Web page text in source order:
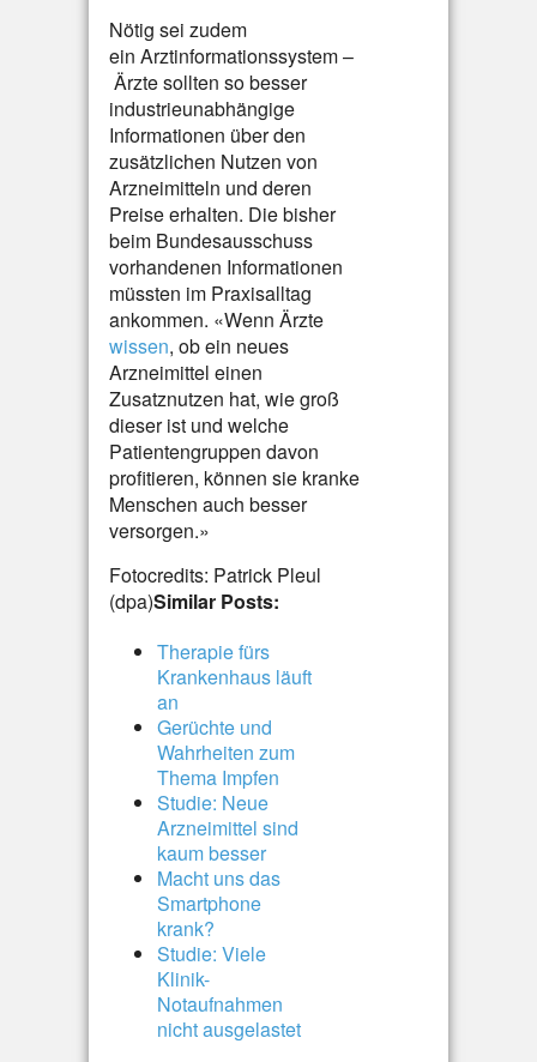
Nötig sei zudem
ein Arztinformationssystem –
Ärzte sollten so besser
industrieunabhängige
Informationen über den
zusätzlichen Nutzen von
Arzneimitteln und deren
Preise erhalten. Die bisher
beim Bundesausschuss
vorhandenen Informationen
müssten im Praxisalltag
ankommen. «Wenn Ärzte
wissen, ob ein neues
Arzneimittel einen
Zusatznutzen hat, wie groß
dieser ist und welche
Patientengruppen davon
profitieren, können sie kranke
Menschen auch besser
versorgen.»
Fotocredits: Patrick Pleul
(dpa)Similar Posts:
Therapie fürs
Krankenhaus läuft
an
Gerüchte und
Wahrheiten zum
Thema Impfen
Studie: Neue
Arzneimittel sind
kaum besser
Macht uns das
Smartphone
krank?
Studie: Viele
Klinik-
Notaufnahmen
nicht ausgelastet